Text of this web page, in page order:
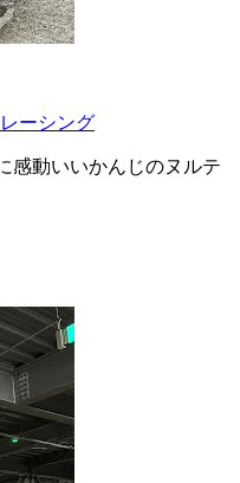
ーシング
感動いいかんじのヌルテ